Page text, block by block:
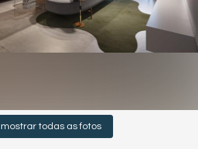
mostrar todas as fotos